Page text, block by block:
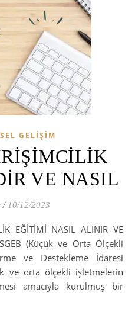
GELIŞIM
VE NASIL
/ 10/12/2023
EĞİTİMİ NASIL ALINIR VE
(Küçük ve Orta Ölçekli
ve Destekleme İdaresi
ve orta ölçekli işletmelerin
amacıyla kurulmuş bir